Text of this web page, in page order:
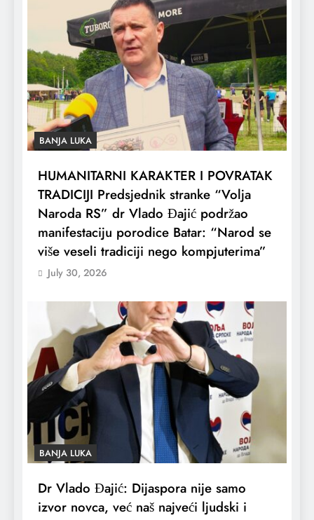
BANJA LUKA
HUMANITARNI KARAKTER I POVRATAK
TRADICIJI Predsjednik stranke “Volja
Naroda RS” dr Vlado Đajić podržao
manifestaciju porodice Batar: “Narod se
više veseli tradiciji nego kompjuterima”
July 30, 2026
BANJA LUKA
Dr Vlado Đajić: Dijaspora nije samo
izvor novca, već naš najveći ljudski i